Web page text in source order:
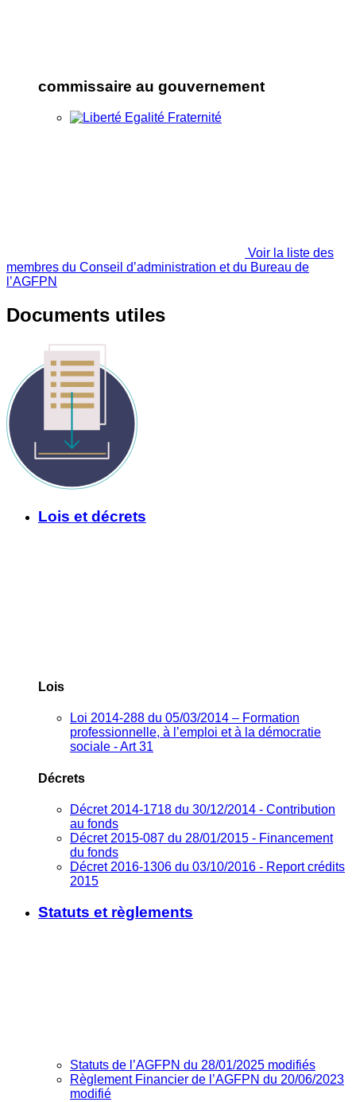
commissaire au gouvernement
Voir la liste des
membres du Conseil d’administration et du Bureau de
l’AGFPN
Documents utiles
Lois et décrets
Lois
Loi 2014-288 du 05/03/2014 – Formation
professionnelle, à l’emploi et à la démocratie
sociale - Art 31
Décrets
Décret 2014-1718 du 30/12/2014 - Contribution
au fonds
Décret 2015-087 du 28/01/2015 - Financement
du fonds
Décret 2016-1306 du 03/10/2016 - Report crédits
2015
Statuts et règlements
Statuts de l’AGFPN du 28/01/2025 modifiés
Règlement Financier de l’AGFPN du 20/06/2023
modifié